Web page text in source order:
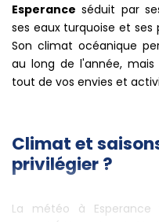
Esperance séduit par
ses eaux turquoise et
Son climat océanique
au long de l'année,
tout de vos envies et
Climat et
privilégier ?
La météo à